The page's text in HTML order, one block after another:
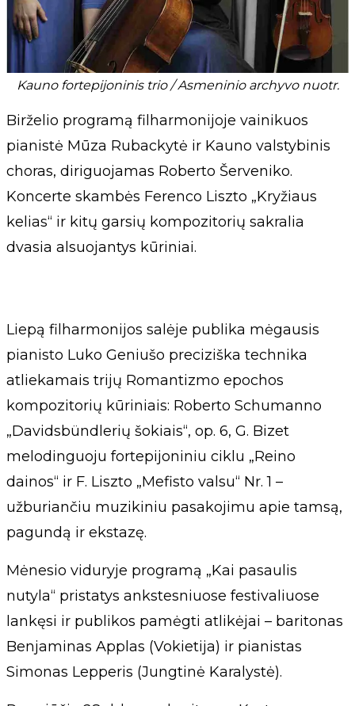
Kauno fortepijoninis trio / Asmeninio archyvo nuotr.
Birželio programą filharmonijoje vainikuos
pianistė Mūza Rubackytė ir Kauno valstybinis
choras, diriguojamas Roberto Šerveniko.
Koncerte skambės Ferenco Liszto „Kryžiaus
kelias“ ir kitų garsių kompozitorių sakralia
dvasia alsuojantys kūriniai.
Liepą filharmonijos salėje publika mėgausis
pianisto Luko Geniušo preciziška technika
atliekamais trijų Romantizmo epochos
kompozitorių kūriniais: Roberto Schumanno
„Davidsbündlerių šokiais“, op. 6, G. Bizet
melodinguoju fortepijoniniu ciklu „Reino
dainos“ ir F. Liszto „Mefisto valsu“ Nr. 1 –
užburiančiu muzikiniu pasakojimu apie tamsą,
pagundą ir ekstazę.
Mėnesio viduryje programą „Kai pasaulis
nutyla“ pristatys ankstesniuose festivaliuose
lankęsi ir publikos pamėgti atlikėjai – baritonas
Benjaminas Applas (Vokietija) ir pianistas
Simonas Lepperis (Jungtinė Karalystė).